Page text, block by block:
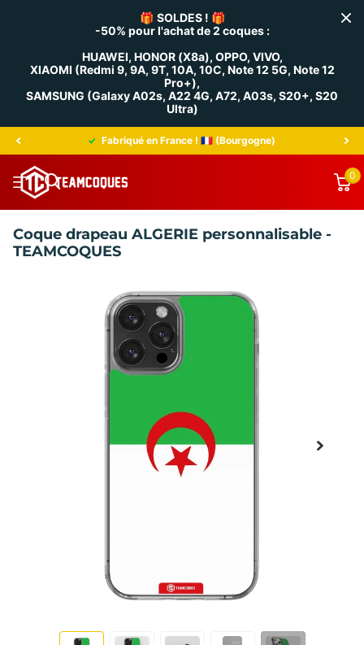
🎁 SOLDES ! 🎁
-50% pour l'achat de 2 coques :
HUAWEI, HONOR (X8a), OPPO, VIVO,
XIAOMI (Redmi 9, 9A, 9T, 10A, 10C, Note 12 5G, Note 12
Pro+),
SAMSUNG (Galaxy A02s, A22 4G, A72, A03s, S20+, S20
Ultra)
Fabriqué en France ! 🇫🇷 (Bourgogne)
0
Coque drapeau ALGERIE personnalisable -
TEAMCOQUES